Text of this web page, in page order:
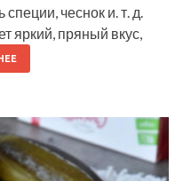
чеснок и. т. д.
яркий, пряный вкус,